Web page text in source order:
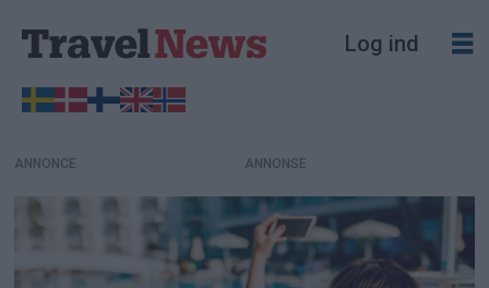
Log ind
ANNONCE